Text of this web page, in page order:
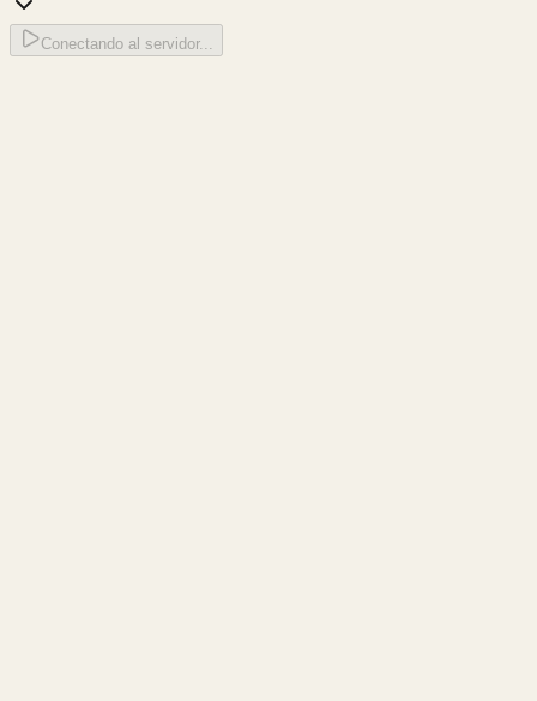
Conectando al servidor...